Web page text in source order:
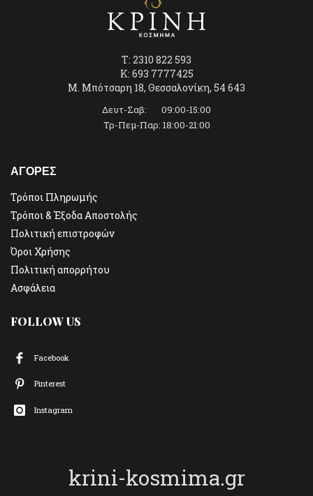
T: 2310 822 593
K: 693 7777425
Μ. Μπότσαρη 18, Θεσσαλονίκη, 54 643
Δευτ-Σαβ: 09:00-15:00
Τρ-Πεμ-Παρ: 18:00-21:00
ΑΓΟΡΕΣ
Τρόποι Πληρωμής
Τρόποι & Έξοδα Αποστολής
Πολιτική επιστροφών
Όροι Χρήσης
Πολιτική απορρήτου
Ασφάλεια
FOLLOW US
Facebook
Pinterest
Instagram
krini-kosmima.gr